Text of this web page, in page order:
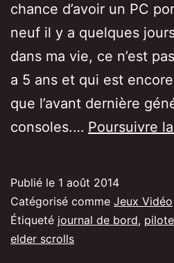
chance d’avoir un PC
neuf il y a quelques
dans ma vie, ce n’est
a 5 ans et qui est
que l’avant dernière
consoles.… Poursuivre
Publié le 1 août 2014
Catégorisé comme Jeux Vidéo
Étiqueté journal de bord, pilote
elder scrolls